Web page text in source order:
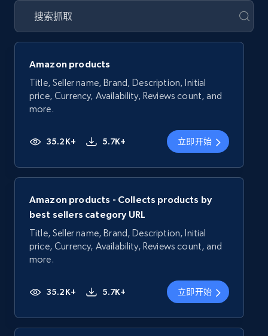
Amazon products
Title, Seller name, Brand, Description, Initial
price, Currency, Availability, Reviews count, and
more.
35.2K+ 5.7K+ 立即开始
Amazon products - Collects products by
best sellers category URL
Title, Seller name, Brand, Description, Initial
price, Currency, Availability, Reviews count, and
more.
35.2K+ 5.7K+ 立即开始